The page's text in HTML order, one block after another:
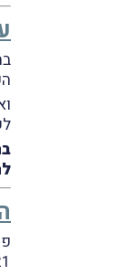
במבזק מס'
הכנסה